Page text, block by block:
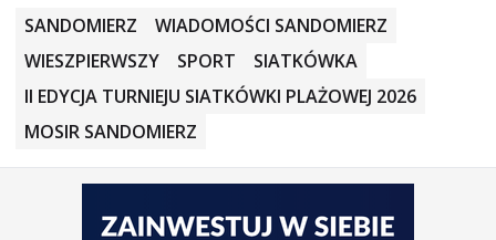
SANDOMIERZ
WIADOMOŚCI SANDOMIERZ
WIESZPIERWSZY
SPORT
SIATKÓWKA
II EDYCJA TURNIEJU SIATKÓWKI PLAŻOWEJ 2026
MOSIR SANDOMIERZ